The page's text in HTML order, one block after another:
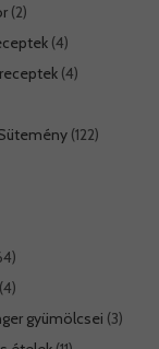
(2)
(4)
(4)
(122)
gyümölcsei (3)